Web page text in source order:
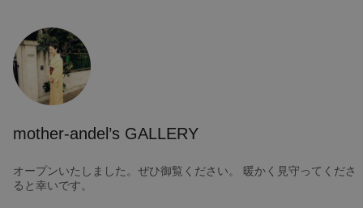
mother-andel’s GALLERY
オープンいたしました。ぜひ御覧ください。 暖かく見守ってくださ
ると幸いです。